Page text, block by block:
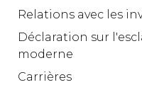
Relations avec les
Déclaration sur
moderne
Carrières